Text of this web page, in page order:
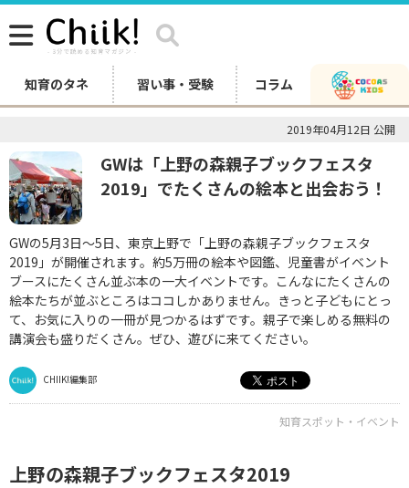
知育のタネ 習い事・受験 コラム
2019年04月12日 公開
GWは「上野の森親子ブックフェスタ
2019」でたくさんの絵本と出会おう！
GWの5月3日～5日、東京上野で「上野の森親子ブックフェスタ
2019」が開催されます。約5万冊の絵本や図鑑、児童書がイベント
ブースにたくさん並ぶ本の一大イベントです。こんなにたくさんの
絵本たちが並ぶところはココしかありません。きっと子どもにとっ
て、お気に入りの一冊が見つかるはずです。親子で楽しめる無料の
講演会も盛りだくさん。ぜひ、遊びに来てください。
CHIIK!編集部
知育スポット・イベント
上野の森親子ブックフェスタ2019